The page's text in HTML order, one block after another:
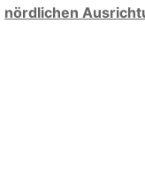
nördlichen